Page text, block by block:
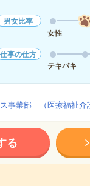
男女比率
女性
仕事の仕方
テキパキ
事業部 （医療福祉介
る